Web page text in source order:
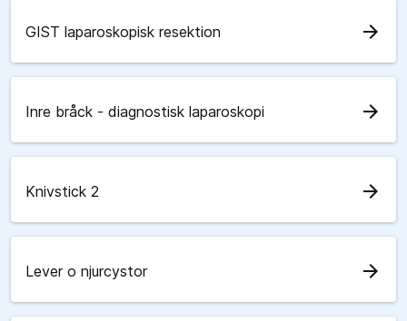
GIST laparoskopisk resektion arrow_forward
Inre bråck - diagnostisk laparoskopi arrow_forward
Knivstick 2 arrow_forward
Lever o njurcystor arrow_forward